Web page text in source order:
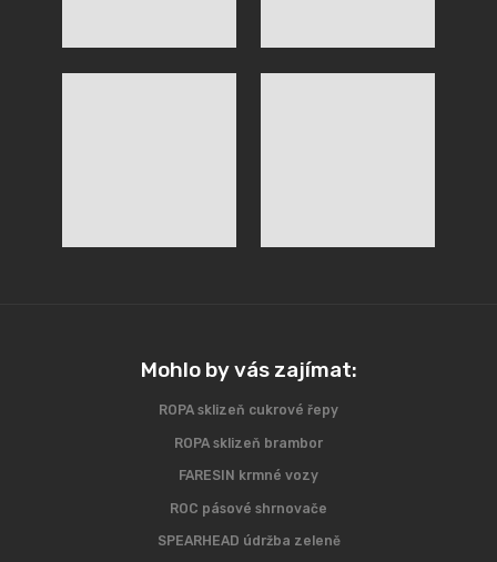
Mohlo by vás zajímat:
ROPA sklizeň cukrové řepy
ROPA sklizeň brambor
FARESIN krmné vozy
ROC pásové shrnovače
SPEARHEAD údržba zeleně